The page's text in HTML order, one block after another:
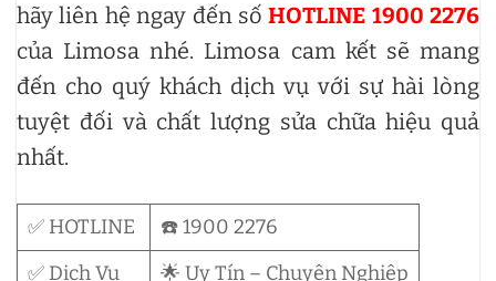
hãy liên hệ ngay đến sốHOTLINE 1900 2276
của Limosa nhé. Limosa cam kết sẽ mang
đến cho quý khách dịch vụ với sự hài lòng
tuyệt đối và chất lượng sửa chữa hiệu quả
nhất.
✅ HOTLINE
☎️ 1900 2276
✅ Dịch Vụ
🌟 Uy Tín – Chuyên Nghiệp